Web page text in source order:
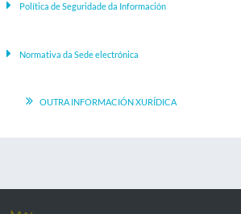
Política de Seguridade da Información
Normativa da Sede electrónica
OUTRA INFORMACIÓN XURÍDICA